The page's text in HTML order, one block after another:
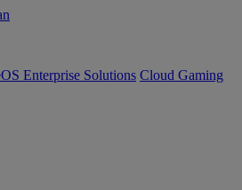
Enterprise Solutions Cloud Gaming